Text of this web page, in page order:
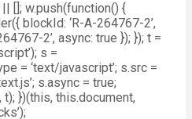
[]; w.push(function() {
blockId: ‘R-A-264767-2’,
2’, async: true }); }); t =
s =
= ‘text/javascript’; s.src =
s.async = true;
})(this, this.document,